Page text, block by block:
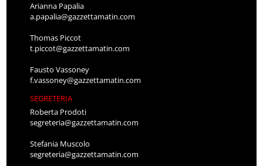
Arianna Papalia
a.papalia@gazzettamatin.com
Thomas Piccot
t.piccot@gazzettamatin.com
Fausto Vassoney
f.vassoney@gazzettamatin.com
SEGRETERIA
Roberta Prodoti
segreteria@gazzettamatin.com
Stefania Muscolo
segreteria@gazzettamatin.com